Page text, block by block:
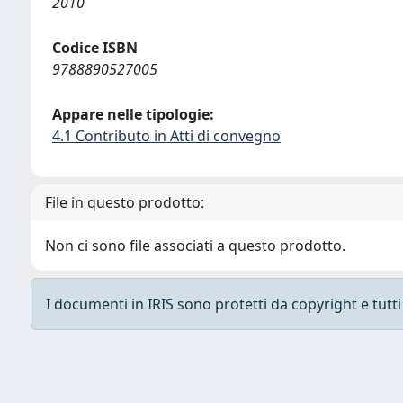
Codice ISBN
9788890527005
Appare nelle tipologie:
4.1 Contributo in Atti di convegno
File in questo prodotto:
Non ci sono file associati a questo prodotto.
I documenti in IRIS sono protetti da copyright e